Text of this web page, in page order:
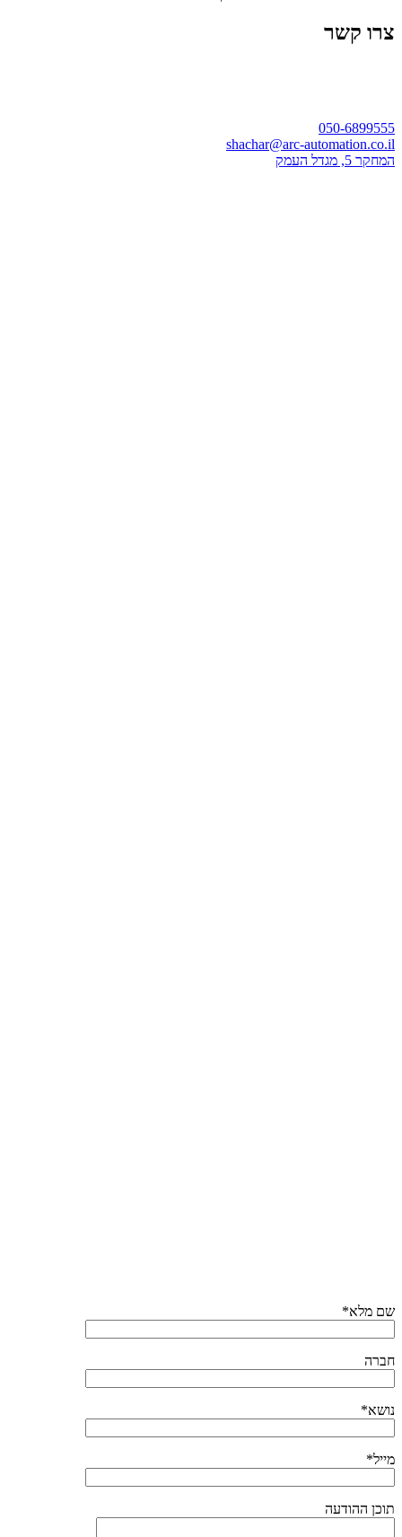
צרו קשר
050-6899555
shachar@arc-automation.co.il
המחקר 5, מגדל העמק
שם מלא*
חברה
נושא*
מייל*
תוכן ההודעה